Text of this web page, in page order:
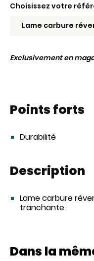
Choisissez votre
Exclusivement en
Points forts
Durabilité
Description
Lame carbure
tranchante.
Dans la